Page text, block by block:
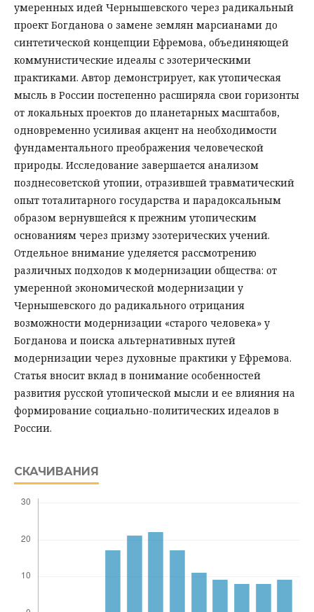
умеренных идей Чернышевского через радикальный
проект Богданова о замене землян марсианами до
синтетической концепции Ефремова, объединяющей
коммунистические идеалы с эзотерическими
практиками. Автор демонстрирует, как утопическая
мысль в России постепенно расширяла свои горизонты
от локальных проектов до планетарных масштабов,
одновременно усиливая акцент на необходимости
фундаментального преображения человеческой
природы. Исследование завершается анализом
позднесоветской утопии, отразившей травматический
опыт тоталитарного государства и парадоксальным
образом вернувшейся к прежним утопическим
основаниям через призму эзотерических учений.
Отдельное внимание уделяется рассмотрению
различных подходов к модернизации общества: от
умеренной экономической модернизации у
Чернышевского до радикального отрицания
возможности модернизации «старого человека» у
Богданова и поиска альтернативных путей
модернизации через духовные практики у Ефремова.
Статья вносит вклад в понимание особенностей
развития русской утопической мысли и ее влияния на
формирование социально-политических идеалов в
России.
СКАЧИВАНИЯ